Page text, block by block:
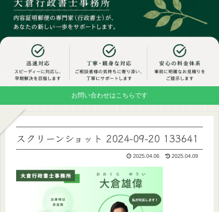
お問い合わせはこちらです
スクリーンショット 2024-09-20 133641
2025.04.06 2025.04.09